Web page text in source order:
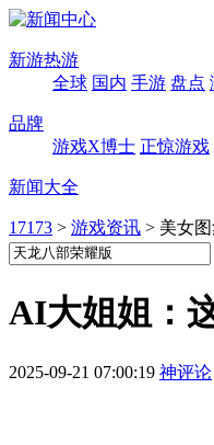
新游热游
全球 国内 手游 盘点
品牌
游戏X博士 正惊游戏
新闻大全
17173 > 游戏资讯 > 美女
AI大姐姐：
2025-09-21 07:00:19 神评论